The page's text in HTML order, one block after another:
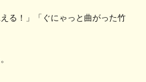
る！」「ぐにゃっと曲がった竹